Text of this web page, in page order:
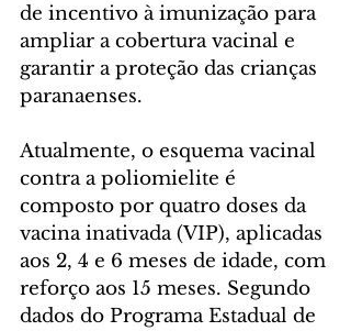
de incentivo à imunização para
ampliar a cobertura vacinal e
garantir a proteção das crianças
paranaenses.
Atualmente, o esquema vacinal
contra a poliomielite é
composto por quatro doses da
vacina inativada (VIP), aplicadas
aos 2, 4 e 6 meses de idade, com
reforço aos 15 meses. Segundo
dados do Programa Estadual de